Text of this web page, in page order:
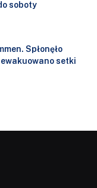
soboty
Spłonęło
setki